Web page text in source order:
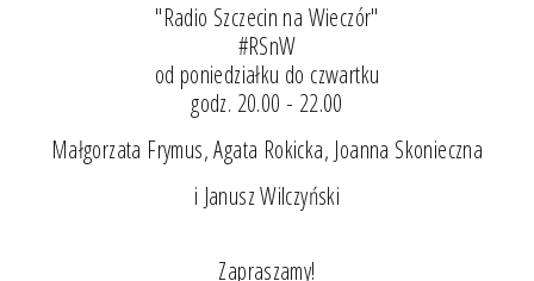
"Radio Szczecin na Wieczór"
#RSnW
od poniedziałku do czwartku
godz. 20.00 - 22.00
Małgorzata Frymus, Agata Rokicka, Joanna Skonieczna
i Janusz Wilczyński
Zapraszamy!